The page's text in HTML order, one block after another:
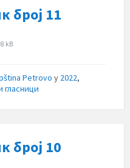
број 11
kB
Petrovo у 2022,
гласници
број 10